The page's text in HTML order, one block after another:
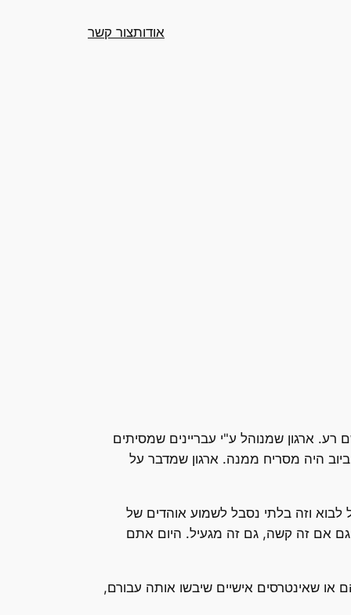
אודותצור קשר
רע. ארגון שמנוהל ע"י עבריינים שמסיתים
היה מסריח ממנה. ארגון שמדבר על
וזה בלתי נסבל לשמוע אוהדים של
אם זה קשה, גם זה מגעיל. היום אתם
שאינטרסים אישיים שיבשו אותה עבורם,